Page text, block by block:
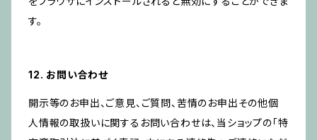
す。
12. お問い合わせ
開示等のお申出、ご意見、ご質問、苦情のお申出その他個
人情報の取扱いに関するお問い合わせは、当ショップの「特